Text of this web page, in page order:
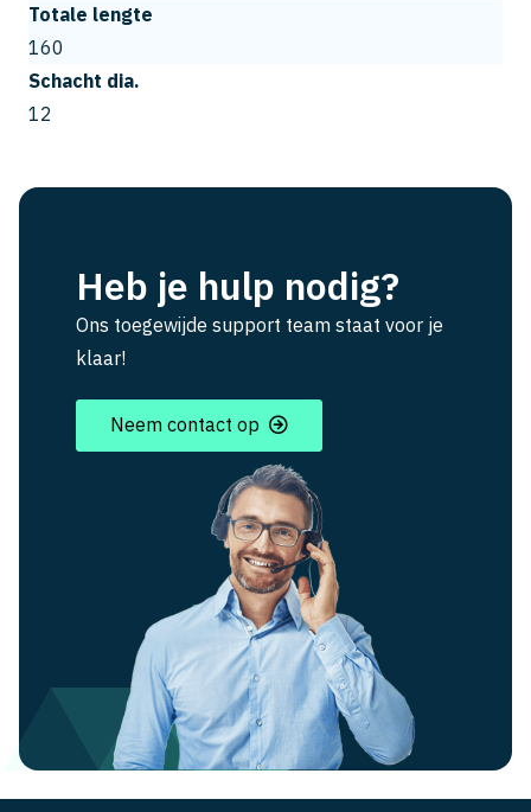
Totale lengte
160
Schacht dia.
12
Heb je hulp nodig?
Ons toegewijde support team staat voor je
klaar!
Neem contact op